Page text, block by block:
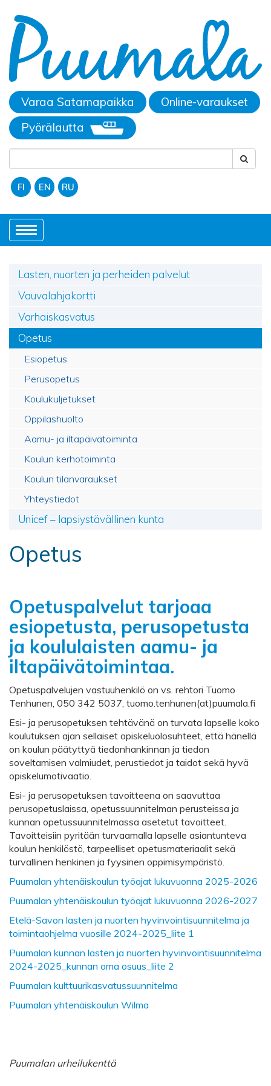
Varaa Satamapaikka
Online-varaukset
Pyörälautta
FI EN RU
Toggle
navigation
Lasten, nuorten ja perheiden palvelut
Vauvalahjakortti
Varhaiskasvatus
Opetus
Esiopetus
Perusopetus
Koulukuljetukset
Oppilashuolto
Aamu- ja iltapäivätoiminta
Koulun kerhotoiminta
Koulun tilanvaraukset
Yhteystiedot
Unicef – lapsiystävällinen kunta
Opetus
Opetuspalvelut tarjoaa
esiopetusta, perusopetusta
ja koululaisten aamu- ja
iltapäivätoimintaa.
Opetuspalvelujen vastuuhenkilö on vs. rehtori Tuomo
Tenhunen, 050 342 5037, tuomo.tenhunen(at)puumala.fi
Esi- ja perusopetuksen tehtävänä on turvata lapselle koko
koulutuksen ajan sellaiset opiskeluolosuhteet, että hänellä
on koulun päätyttyä tiedonhankinnan ja tiedon
soveltamisen valmiudet, perustiedot ja taidot sekä hyvä
opiskelumotivaatio.
Esi- ja perusopetuksen tavoitteena on saavuttaa
perusopetuslaissa, opetussuunnitelman perusteissa ja
kunnan opetussuunnitelmassa asetetut tavoitteet.
Tavoitteisiin pyritään turvaamalla lapselle asiantunteva
koulun henkilöstö, tarpeelliset opetusmateriaalit sekä
turvallinen henkinen ja fyysinen oppimisympäristö.
Puumalan yhtenäiskoulun työajat lukuvuonna 2025-2026
Puumalan yhtenäiskoulun työajat lukuvuonna 2026-2027
Etelä-Savon lasten ja nuorten hyvinvointisuunnitelma ja
toimintaohjelma vuosille 2024-2025_liite 1
Puumalan kunnan lasten ja nuorten hyvinvointisuunnitelma
2024-2025_kunnan oma osuus_liite 2
Puumalan kulttuurikasvatussuunnitelma
Puumalan yhtenäiskoulun Wilma
Puumalan urheilukenttä